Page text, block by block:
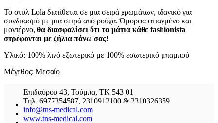
Το στυλ Lola διατίθεται σε μια σειρά χρωμάτων, ιδανικό για
συνδυασμό με μια σειρά από ρούχα. Όμορφα φτιαγμένο και
μοντέρνο, θα διασφαλίσει ότι τα μάτια κάθε fashionista
στρέφονται με ζήλια πάνω σας!
Υλικό: 100% λινό εξωτερικό με 100% εσωτερικό μπαμπού
Μέγεθος: Μεσαίο
Επιδαύρου 43, Τούμπα, ΤΚ 543 01
Τηλ. 6977354587, 2310912100 & 2310326359
info@tns-medical.com
www.tns-medical.com